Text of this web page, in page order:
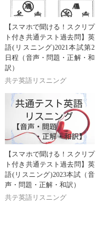
【スマホで聞ける！スクリプ
ト付き共通テスト過去問】英
語(リスニング)2021本試第2
日程（音声・問題・正解・和
訳）
共テ英語リスニング
【スマホで聞ける！スクリプ
ト付き共通テスト過去問】英
語(リスニング)2023本試（音
声・問題・正解・和訳）
共テ英語リスニング